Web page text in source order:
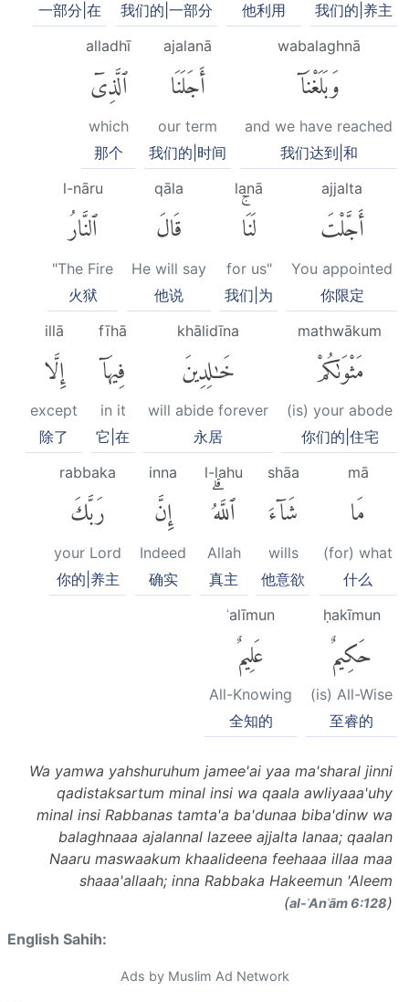
我们的|养主
他利用
我们的|一部分
一部分|在
wabalaghnā
وَبَلَغْنَآ
and we have reached
我们达到|和
ajalanā
أَجَلَنَا
our term
我们的|时间
alladhī
ٱلَّذِىٓ
which
那个
ajjalta
أَجَّلْتَ
You appointed
你限定
lanā
لَنَاۚ
for us"
我们|为
qāla
قَالَ
He will say
他说
l-nāru
ٱلنَّارُ
"The Fire
火狱
mathwākum
مَثْوَىٰكُمْ
(is) your abode
你们的|住宅
khālidīna
خَٰلِدِينَ
will abide forever
永居
fīhā
فِيهَآ
in it
它|在
illā
إِلَّا
except
除了
mā
مَا
(for) what
什么
shāa
شَآءَ
wills
他意欲
l-lahu
ٱللَّهُۗ
Allah
真主
inna
إِنَّ
Indeed
确实
rabbaka
رَبَّكَ
your Lord
你的|养主
ḥakīmun
حَكِيمٌ
(is) All-Wise
至睿的
ʿalīmun
عَلِيمٌ
All-Knowing
全知的
Wa yamwa yahshuruhum jamee'ai yaa ma'sharal jinni
qadistaksartum minal insi wa qaala awliyaaa'uhy
minal insi Rabbanas tamta'a ba'dunaa biba'dinw wa
balaghnaaa ajalannal lazeee ajjalta lanaa; qaalan
Naaru maswaakum khaalideena feehaaa illaa maa
shaaa'allaah; inna Rabbaka Hakeemun 'Aleem
(al-ʾAnʿām 6:128)
English Sahih:
Ads by Muslim Ad Network